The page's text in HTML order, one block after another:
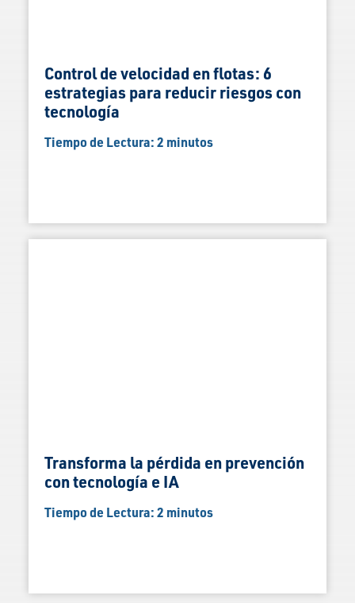
Control de velocidad en flotas: 6
estrategias para reducir riesgos con
tecnología
Tiempo de Lectura:2 minutos
Transforma la pérdida en prevención
con tecnología e IA
Tiempo de Lectura:2 minutos